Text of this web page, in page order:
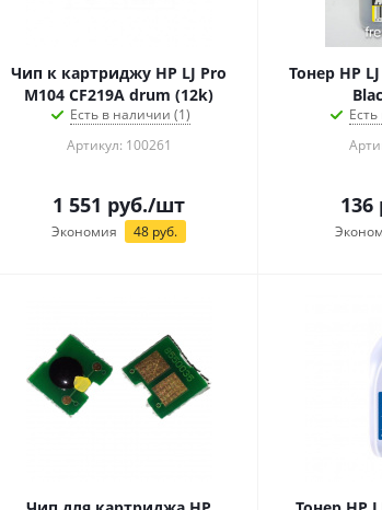
Чип к картриджу HP LJ Pro
M104 CF219A drum (12k)
Есть в наличии (1)
Артикул: 100261
1 551 руб./шт
Экономия 48 руб.
Тонер HP
136